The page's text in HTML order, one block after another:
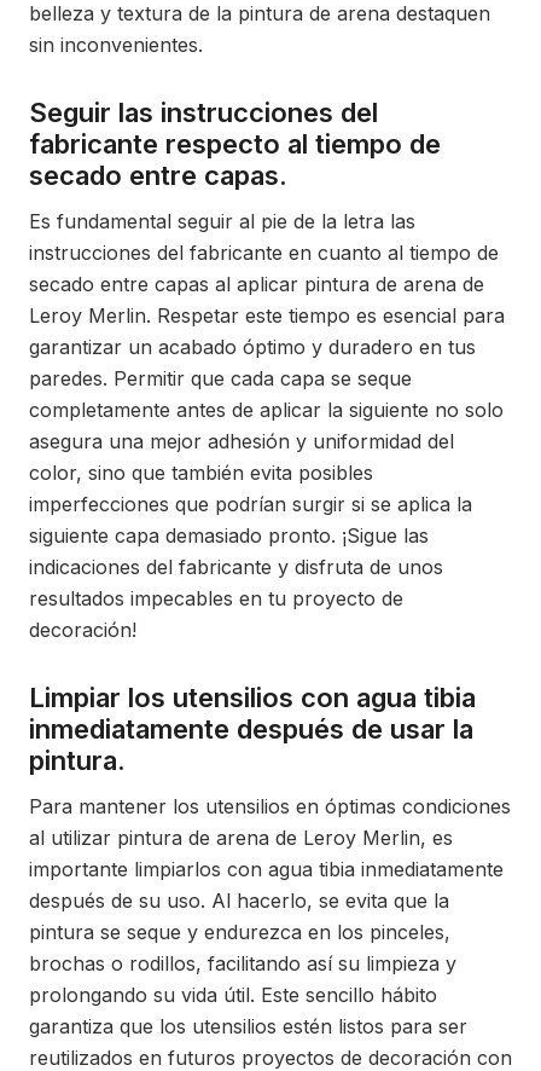
belleza y textura de la pintura de arena destaquen
sin inconvenientes.
Seguir las instrucciones del
fabricante respecto al tiempo de
secado entre capas.
Es fundamental seguir al pie de la letra las
instrucciones del fabricante en cuanto al tiempo de
secado entre capas al aplicar pintura de arena de
Leroy Merlin. Respetar este tiempo es esencial para
garantizar un acabado óptimo y duradero en tus
paredes. Permitir que cada capa se seque
completamente antes de aplicar la siguiente no solo
asegura una mejor adhesión y uniformidad del
color, sino que también evita posibles
imperfecciones que podrían surgir si se aplica la
siguiente capa demasiado pronto. ¡Sigue las
indicaciones del fabricante y disfruta de unos
resultados impecables en tu proyecto de
decoración!
Limpiar los utensilios con agua tibia
inmediatamente después de usar la
pintura.
Para mantener los utensilios en óptimas condiciones
al utilizar pintura de arena de Leroy Merlin, es
importante limpiarlos con agua tibia inmediatamente
después de su uso. Al hacerlo, se evita que la
pintura se seque y endurezca en los pinceles,
brochas o rodillos, facilitando así su limpieza y
prolongando su vida útil. Este sencillo hábito
garantiza que los utensilios estén listos para ser
reutilizados en futuros proyectos de decoración con